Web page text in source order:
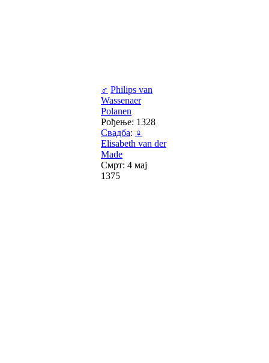
♂ Philips van
Wassenaer
Polanen
Рођење: 1328
Свадба: ♀
Elisabeth van der
Made
Смрт: 4 мај
1375